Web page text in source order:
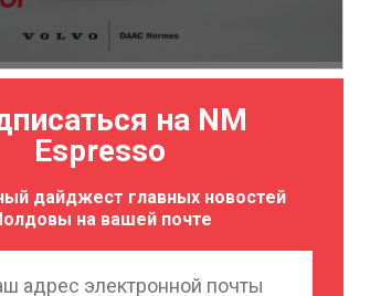
на NM
Espresso
дайджест главных новостей
на вашей почте